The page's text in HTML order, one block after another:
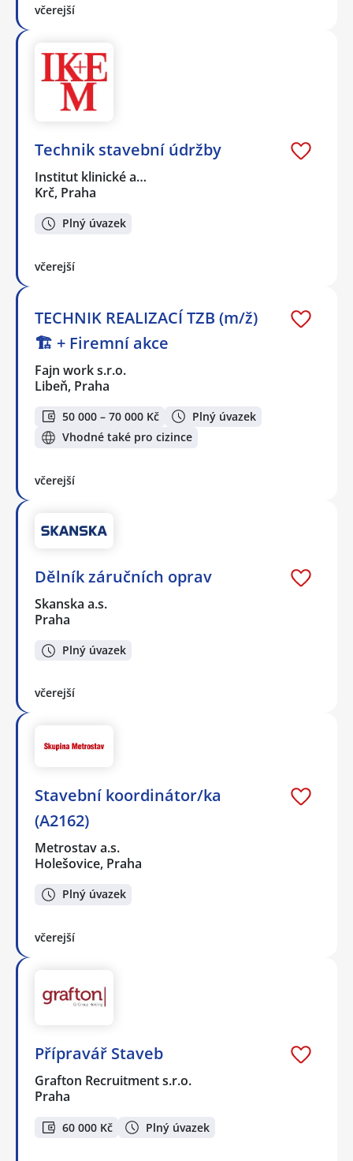
včerejší
Technik stavební údržby
Institut klinické a…
Krč, Praha
Plný úvazek
včerejší
TECHNIK REALIZACÍ TZB (m/ž)
🏗️ + Firemní akce
Fajn work s.r.o.
Libeň, Praha
50 000 – 70 000 Kč
Plný úvazek
Vhodné také pro cizince
včerejší
Dělník záručních oprav
Skanska a.s.
Praha
Plný úvazek
včerejší
Stavební koordinátor/ka
(A2162)
Metrostav a.s.
Holešovice, Praha
Plný úvazek
včerejší
Přípravář Staveb
Grafton Recruitment s.r.o.
Praha
60 000 Kč Plný úvazek